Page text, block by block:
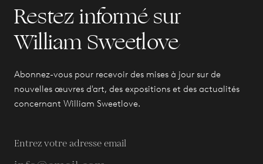
Restez informé sur
William Sweetlove
Abonnez-vous pour recevoir des mises à jour sur de
nouvelles œuvres d'art, des expositions et des actualités
concernant William Sweetlove.
Entrez votre adresse email